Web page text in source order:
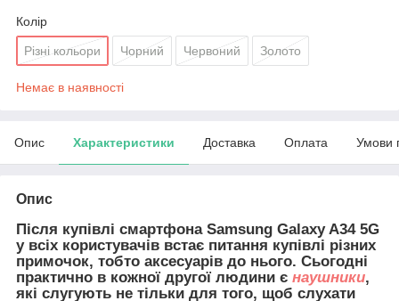
Колір
Різні кольори Чорний Червоний Золото
Немає в наявності
Опис Характеристики Доставка Оплата Умови
Опис
Після купівлі смартфона Samsung Galaxy A34 5G
у всіх користувачів встає питання купівлі різних
примочок, тобто аксесуарів до нього. Сьогодні
практично в кожної другої людини є наушники,
які слугують не тільки для того, щоб слухати